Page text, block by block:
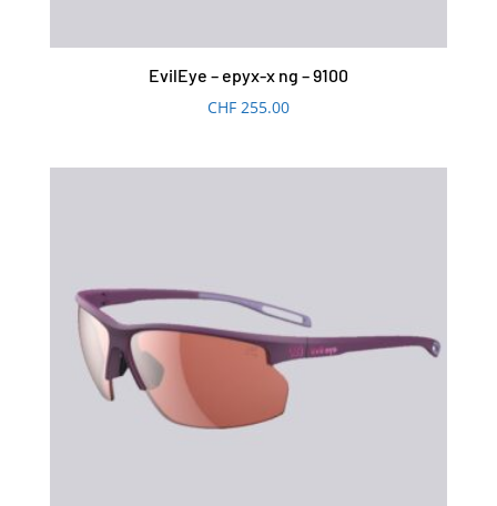
EvilEye – epyx-x ng – 9100
CHF255.00